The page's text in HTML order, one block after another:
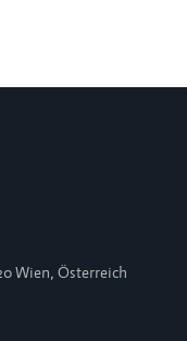
Wien, Österreich